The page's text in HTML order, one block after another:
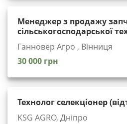
Менеджер з продажу
сільськогосподарської
Ганновер Агро , Вінниця
30 000 грн
Технолог селекціонер
KSG AGRO, Дніпро